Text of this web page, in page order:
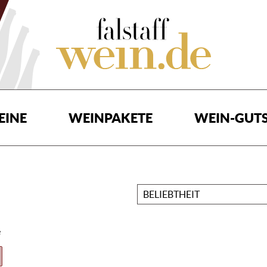
WEINPAKETE WEIN-
Sortieren